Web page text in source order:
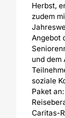
Herbst,
zudem
Angebot
und dem
soziale
Paket
Caritas-